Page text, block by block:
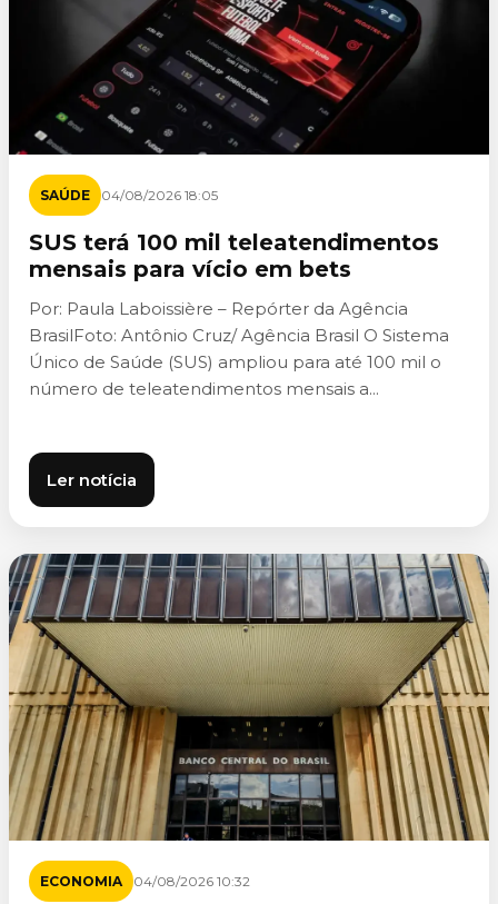
SAÚDE 04/08/2026 18:05
SUS terá 100 mil teleatendimentos
mensais para vício em bets
Por: Paula Laboissière – Repórter da Agência
BrasilFoto: Antônio Cruz/ Agência Brasil O Sistema
Único de Saúde (SUS) ampliou para até 100 mil o
número de teleatendimentos mensais a...
Ler notícia
ECONOMIA 04/08/2026 10:32